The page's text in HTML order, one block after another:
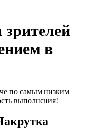
в
по самым низким
выполнения!